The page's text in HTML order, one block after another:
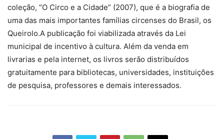
coleção, “O Circo e a Cidade” (2007), que é a biografia de
uma das mais importantes famílias circenses do Brasil, os
Queirolo.A publicação foi viabilizada através da Lei
municipal de incentivo à cultura. Além da venda em
livrarias e pela internet, os livros serão distribuídos
gratuitamente para bibliotecas, universidades, instituições
de pesquisa, professores e demais interessados.